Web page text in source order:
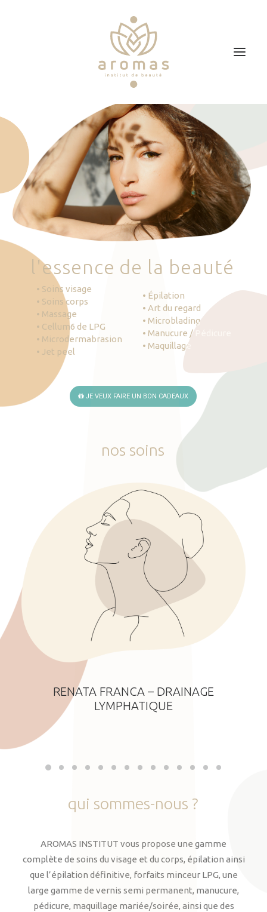
Soins
Je veux faire un bon cadeau
Plan d’accès
Prendre RDV
'essence de la beauté
• Soins visage
• Soins corps
• Massage
• Cellum6 de LPG
• Microdermabrasion
• Jet peel
• Épilation
• Art du regard
• Microblading
• Manucure / Pédicure
• Maquillage
JE VEUX FAIRE UN BON CADEAUX
nos soins
RENATA FRANCA – DRAINAGE
LYMPHATIQUE
qui sommes-nous ?
AROMAS INSTITUT vous propose une gamme
complète de soins du visage et du corps, épilation ainsi
que l’épilation définitive, forfaits minceur LPG, une
large gamme de vernis semi permanent, manucure,
pédicure, maquillage mariée/soirée, ainsi que des